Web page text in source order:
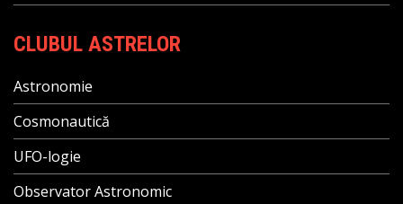
CLUBUL ASTRELOR
Astronomie
Cosmonautică
UFO-logie
Observator Astronomic